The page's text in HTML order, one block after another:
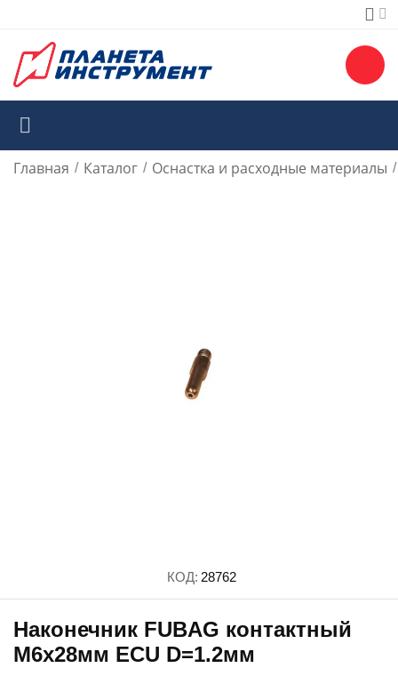
Главная / Каталог / Оснастка и расходные материалы /
КОД: 28762
Наконечник FUBAG контактный
M6x28мм ECU D=1.2мм